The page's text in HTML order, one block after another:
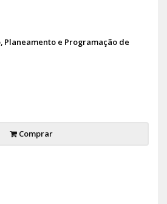
Planeamento e Programação de
Comprar